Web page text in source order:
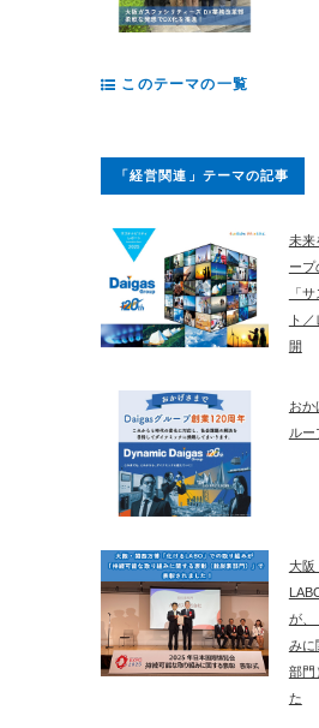
このテーマの一覧
「経営関連」テーマの記事
未来
ープ
「
ト
開
おか
ルー
大阪
が、
みに
部門
た